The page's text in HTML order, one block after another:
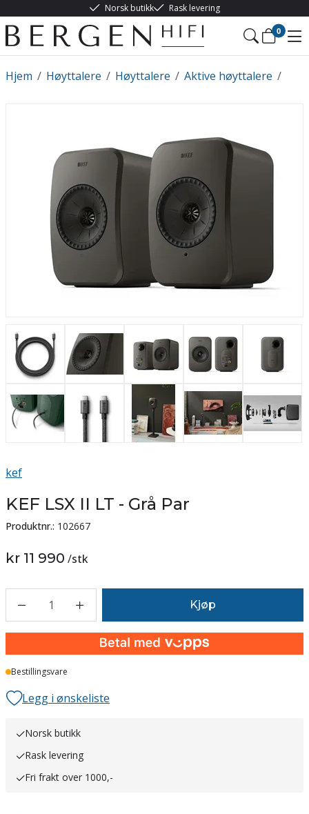
Norsk butikk Rask levering
0
/
Hjem /
Høyttalere /
Høyttalere /
Aktive høyttalere
kef
KEF LSX II LT - Grå Par
Produktnr.: 102667
kr 11 990 /stk
1 Kjøp
Bestillingsvare
Legg i ønskeliste
Norsk butikk
Rask levering
Fri frakt over 1000,-